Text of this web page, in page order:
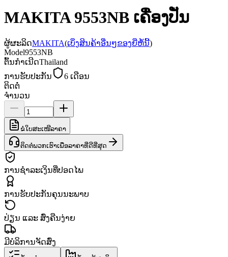
MAKITA 9553NB ເຄື່ອງປັ່ນ
ຜູ້ຜະລິດMAKITA(ເບິ່ງສິນຄ້າອື່ນໆຂອງຍີ່ຫໍ້ນີ້)
Model9553NB
ຕົ້ນກຳເນີດThailand
ການຮັບປະກັນ
6 ເດືອນ
ຕິດຕໍ່
ຈຳນວນ
ຂໍໃບສະເໜີລາຄາ
ຕິດຕໍ່ພວກເຮົາເພື່ອລາຄາທີ່ດີທີ່ສຸດ
ການຊຳລະເງິນທີ່ປອດໄພ
ການຮັບປະກັນຄຸນນະພາບ
ປ່ຽນ ແລະ ສົ່ງຄືນງ່າຍ
ມີບໍລິການຈັດສົ່ງ